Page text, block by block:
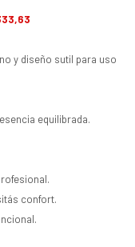
y diseño sutil para uso
equilibrada.
confort.